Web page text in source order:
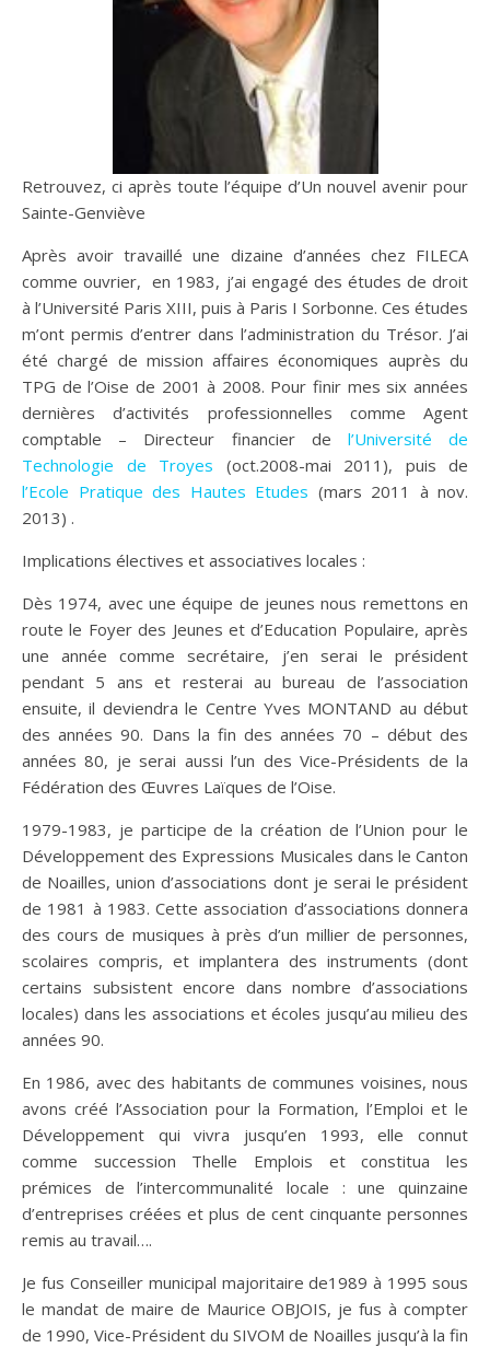
Retrouvez, ci après toute l’équipe d’Un nouvel avenir pour
Sainte-Genviève
Après avoir travaillé une dizaine d’années chez FILECA
comme ouvrier, en 1983, j’ai engagé des études de droit
à l’Université Paris XIII, puis à Paris I Sorbonne. Ces études
m’ont permis d’entrer dans l’administration du Trésor. J’ai
été chargé de mission affaires économiques auprès du
TPG de l’Oise de 2001 à 2008. Pour finir mes six années
dernières d’activités professionnelles comme Agent
comptable – Directeur financier de l’Université de
Technologie de Troyes (oct.2008-mai 2011), puis de
l’Ecole Pratique des Hautes Etudes (mars 2011 à nov.
2013) .
Implications électives et associatives locales :
Dès 1974, avec une équipe de jeunes nous remettons en
route le Foyer des Jeunes et d’Education Populaire, après
une année comme secrétaire, j’en serai le président
pendant 5 ans et resterai au bureau de l’association
ensuite, il deviendra le Centre Yves MONTAND au début
des années 90. Dans la fin des années 70 – début des
années 80, je serai aussi l’un des Vice-Présidents de la
Fédération des Œuvres Laïques de l’Oise.
1979-1983, je participe de la création de l’Union pour le
Développement des Expressions Musicales dans le Canton
de Noailles, union d’associations dont je serai le président
de 1981 à 1983. Cette association d’associations donnera
des cours de musiques à près d’un millier de personnes,
scolaires compris, et implantera des instruments (dont
certains subsistent encore dans nombre d’associations
locales) dans les associations et écoles jusqu’au milieu des
années 90.
En 1986, avec des habitants de communes voisines, nous
avons créé l’Association pour la Formation, l’Emploi et le
Développement qui vivra jusqu’en 1993, elle connut
comme succession Thelle Emplois et constitua les
prémices de l’intercommunalité locale : une quinzaine
d’entreprises créées et plus de cent cinquante personnes
remis au travail….
Je fus Conseiller municipal majoritaire de1989 à 1995 sous
le mandat de maire de Maurice OBJOIS, je fus à compter
de 1990, Vice-Président du SIVOM de Noailles jusqu’à la fin